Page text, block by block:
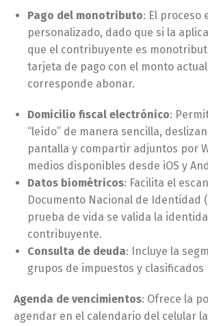
Pago del monotributo: El proceso
personalizado, dado que si la
que el contribuyente es
tarjeta de pago con el monto
corresponde abonar.
Domicilio fiscal electrónico:
“leído” de manera sencilla,
pantalla y compartir adjuntos por
medios disponibles desde iOS y
Datos biométricos: Facilita el
Documento Nacional de Identidad
prueba de vida se valida la
contribuyente.
Consulta de deuda: Incluye la
grupos de impuestos y
Agenda de vencimientos: Ofrece la
agendar en el calendario del celular